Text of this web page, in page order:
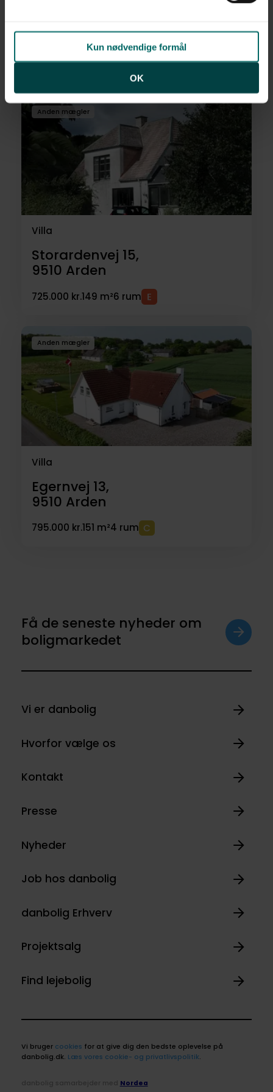
Kun nødvendige formål
OK
9610Nørager
695.000 kr.156 m²6 rum
Anden mægler
Villa
Storardenvej 15,
9510 Arden
725.000 kr.149 m²6 rum
Anden mægler
Villa
Egernvej 13,
9510 Arden
795.000 kr.151 m²4 rum
Få de seneste nyheder om
boligmarkedet
Vi er danbolig
Hvorfor vælge os
Kontakt
Presse
Nyheder
Job hos danbolig
danbolig Erhverv
Projektsalg
Find lejebolig
Vi bruger cookies for at give dig den bedste oplevelse på
danbolig.dk. Læs vores cookie- og privatlivspolitik.
Nordea